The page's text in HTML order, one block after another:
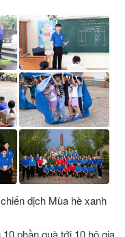
dịch Mùa hè xanh
phần quà tới 10 hộ gia